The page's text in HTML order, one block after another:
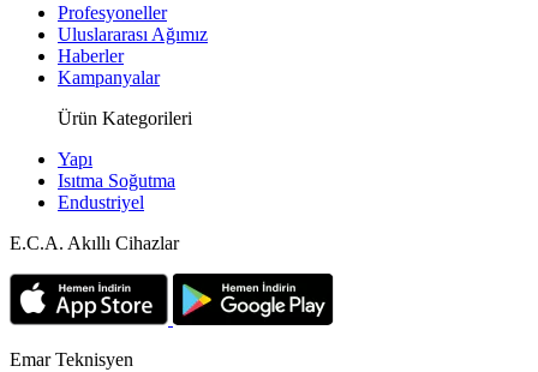
Profesyoneller
Uluslararası Ağımız
Haberler
Kampanyalar
Ürün Kategorileri
Yapı
Isıtma Soğutma
Endustriyel
E.C.A. Akıllı Cihazlar
Emar Teknisyen